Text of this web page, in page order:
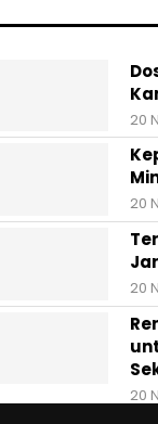
20
20
20
20